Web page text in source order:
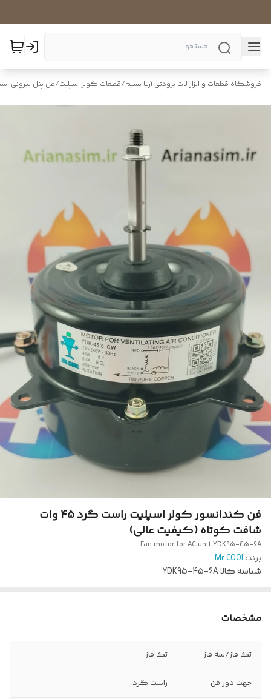
فروشگاه قطعات و ابزارآلات برودتی آریا نسیم/قطعات کولر اسپلیت/فن پنل بیرونی
فن کندانسور کولر اسپلیت راست گرد 45 وات
شافت کوتاه (کیفیت عالی)
Fan motor for AC unit YDK95-45-6A
برند:Mr COOL
شناسه کالاYDK95-45-6A
مشخصات
تک فاز/سه فاز تک فاز
جهت دور فن راست گرد